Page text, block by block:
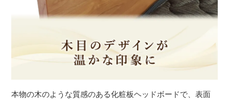
本物の木のような質感のある化粧板ヘッドボードで、表面